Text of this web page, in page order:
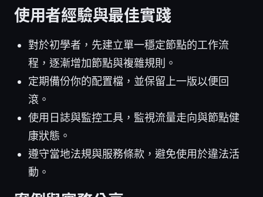
使用者經驗與最佳實踐
對於初學者，先建立單一穩定節點的工作流
程，逐漸增加節點與複雜規則。
定期備份你的配置檔，並保留上一版以便回
滾。
使用日誌與監控工具，監視流量走向與節點健
康狀態。
遵守當地法規與服務條款，避免使用於違法活
動。